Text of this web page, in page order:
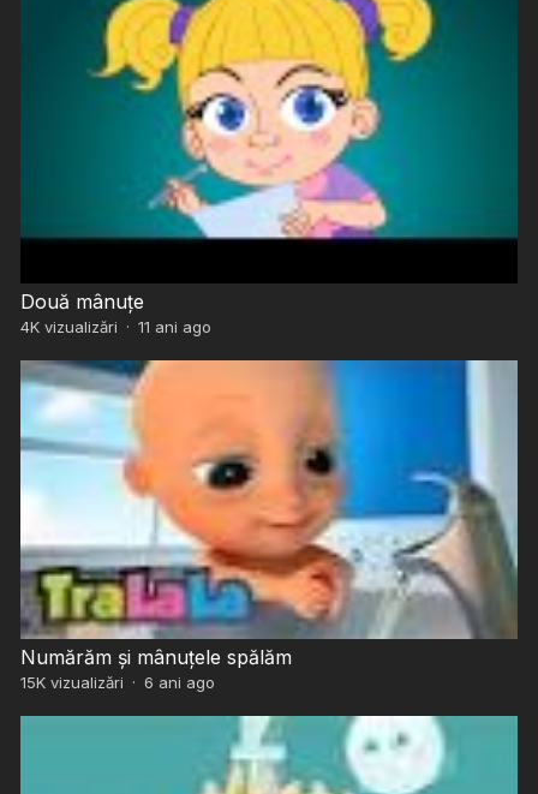
Două mânuțe
4Kvizualizări · 11 ani ago
Numărăm și mânuțele spălăm
15Kvizualizări · 6 ani ago